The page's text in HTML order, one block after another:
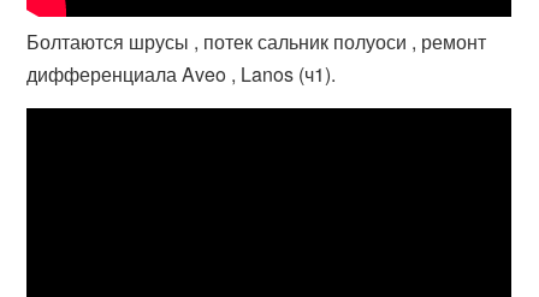
Болтаются шрусы , потек сальник полуоси , ремонт
дифференциала Aveo , Lanos (ч1).